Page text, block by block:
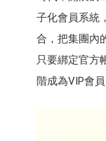
子化會員系統
合，把集團內
只要綁定官方
階成為VIP會